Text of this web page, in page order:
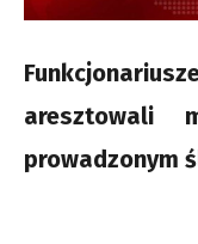
aresztowali
prowadzonym